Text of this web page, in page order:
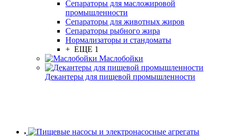
Сепараторы для масложировой
промышленности
Сепараторы для животных жиров
Сепараторы рыбного жира
Нормализаторы и стандоматы
+ ЕЩЕ 1
Маслобойки
Декантеры для пищевой промышленности